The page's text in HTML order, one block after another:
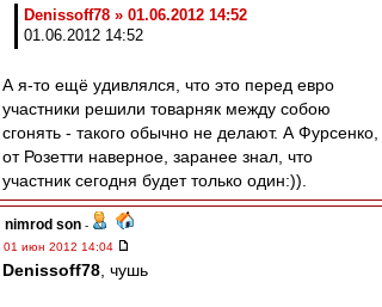
Denissoff78 » 01.06.2012 14:52
01.06.2012 14:52
А я-то ещё удивлялся, что это перед евро
участники решили товарняк между собою
сгонять - такого обычно не делают. А Фурсенко,
от Розетти наверное, заранее знал, что
участник сегодня будет только один:)).
nimrod son -
01 июн 2012 14:04
Denissoff78 , чушь